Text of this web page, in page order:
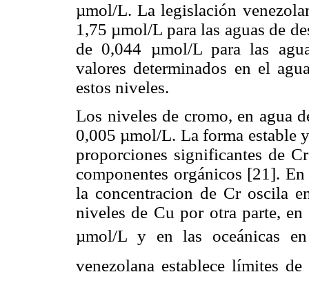
µmol/L. La legislación
1,75 µmol/L para las aguas de
de 0,044 µmol/L para las
valores determinados en el
estos niveles.
Los niveles de cromo, en agua
0,005 µmol/L. La forma estable
proporciones significantes de
componentes orgánicos [21].
la concentracion de Cr oscila
niveles de Cu por otra parte, en
µmol/L y en las oceánicas
venezolana establece límites de